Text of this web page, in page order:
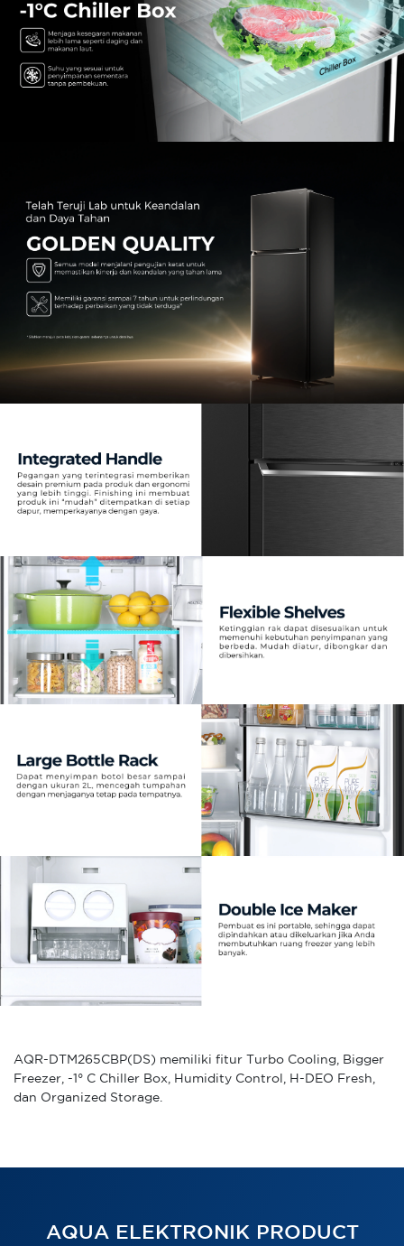
AQR-DTM265CBP(DS) memiliki fitur Turbo Cooling, Bigger
Freezer, -1° C Chiller Box, Humidity Control, H-DEO Fresh,
dan Organized Storage.
AQUA ELEKTRONIK PRODUCT